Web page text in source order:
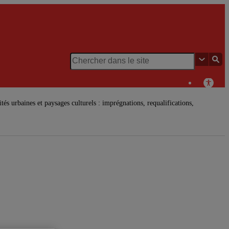
urbaines et paysages culturels : imprégnations, requalifications,